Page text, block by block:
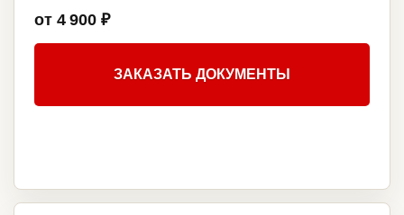
от 4 900 ₽
ЗАКАЗАТЬ ДОКУМЕНТЫ